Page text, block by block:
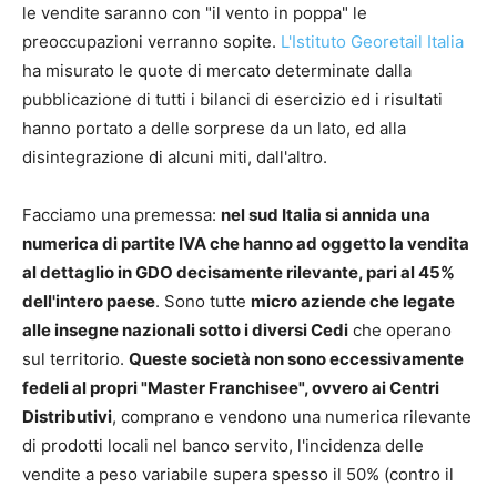
le vendite saranno con "il vento in poppa" le
preoccupazioni verranno sopite. L'Istituto Georetail Italia
ha misurato le quote di mercato determinate dalla
pubblicazione di tutti i bilanci di esercizio ed i risultati
hanno portato a delle sorprese da un lato, ed alla
disintegrazione di alcuni miti, dall'altro.
Facciamo una premessa: nel sud Italia si annida una
numerica di partite IVA che hanno ad oggetto la vendita
al dettaglio in GDO decisamente rilevante, pari al 45%
dell'intero paese. Sono tutte micro aziende che legate
alle insegne nazionali sotto i diversi Cedi che operano
sul territorio. Queste società non sono eccessivamente
fedeli al propri "Master Franchisee", ovvero ai Centri
Distributivi, comprano e vendono una numerica rilevante
di prodotti locali nel banco servito, l'incidenza delle
vendite a peso variabile supera spesso il 50% (contro il